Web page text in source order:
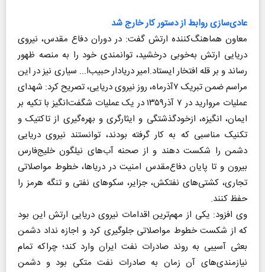
عادی‌سازی روابط از دستور کار خارج شد
معاون هماهنگ‌کننده ارتش گفت: در دوران دفاع مقدس، نیروی
دریایی ارتش به‌خوبی درخشید، توانمندی خود را به منصه ظهور
رساند و بر قله افتخار ایستاد.امیر دریادار حبیب‌ا... سیاری نیز در این
مراسم ضمن تبریک ۷آذرماه، روز نیروی دریایی، تصریح کرد: شهدای
عملیات مروارید در ۷ آذر۱۳۵۹ در یک عملیات شگفت‌انگیز با تکیه بر
ایمان، انگیزه، ازخودگذشتگی و ایثارگری و بهره‌گیری از تاکتیک و
تکنیک مناسبی که به کار گرفته بودند، توانستند نیروی دریایی
دشمن را شکست دهند و از صحنه آب‌های نیلگون خلیج‌فارس
بیرون و تا پایان دفاع‌مقدس امنیت در دریاها، خطوط مواصلاتی
تجاری، کشتی‌های نفتکش، جزایر، سکوهای نفتی و تنگه هرمز را
حفظ کنند.
وی افزود: یکی از مهم‌ترین اقدامات نیروی دریایی ارتش این بود
که از شکست خطوط مواصلاتی جلوگیری کرد و اجازه نداد دشمن
بعثی آسیبی به روند صادرات نفت ایران وارد کند؛ چراکه تمام
نیازمندی‌های آن زمان به صادرات نفت متکی بود و دشمن